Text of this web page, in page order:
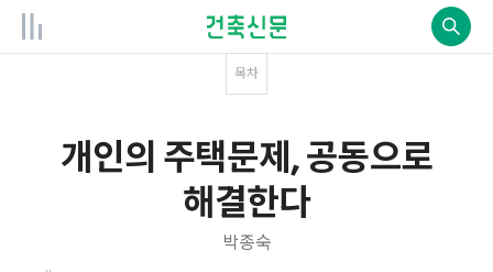
목차
개인의 주택문제, 공동으로
해결한다
박종숙